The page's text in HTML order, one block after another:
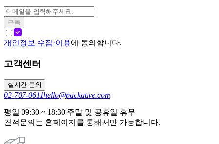
구독
개인정보 수집·이용에 동의합니다.
고객센터
실시간 문의
02-707-0611hello@packative.com
평일 09:30 ~ 18:30 주말 및 공휴일 휴무
견적문의는 홈페이지를 통해서만 가능합니다.